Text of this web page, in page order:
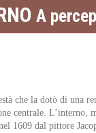
A
che la dotò di una
centrale.
1609 dal pittore